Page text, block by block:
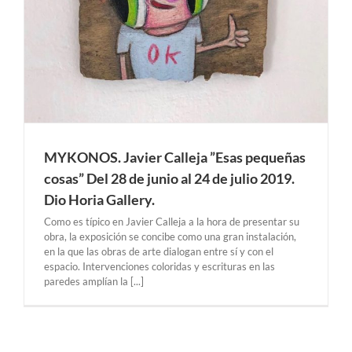
MYKONOS. Javier Calleja ”Esas pequeñas
cosas” Del 28 de junio al 24 de julio 2019.
Dio Horia Gallery.
Como es típico en Javier Calleja a la hora de presentar su
obra, la exposición se concibe como una gran instalación,
en la que las obras de arte dialogan entre sí y con el
espacio. Intervenciones coloridas y escrituras en las
paredes amplían la [...]